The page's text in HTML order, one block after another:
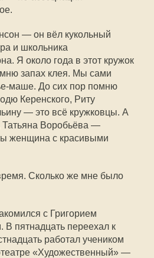
— он вёл кукольный
и школьника
Я около года в этот кружок
запах клея. Мы сами
маше. До сих пор помню
Керенского, Риту
— это всё кружковцы. А
Воробьёва —
женщина с красивыми
Сколько же мне было
с Григорием
пятнадцать переехал к
работал учеником
«Художественный» —